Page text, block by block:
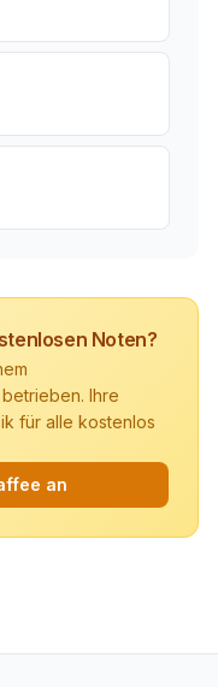
Noten?
Ihre
für alle kostenlos
an